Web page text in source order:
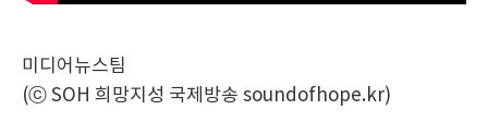
미디어뉴스팀
(ⓒ SOH 희망지성 국제방송 soundofhope.kr)